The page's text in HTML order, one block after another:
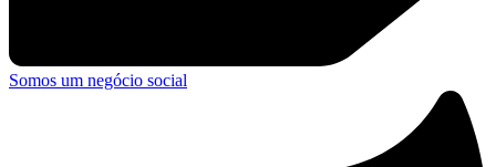
Somos um negócio social